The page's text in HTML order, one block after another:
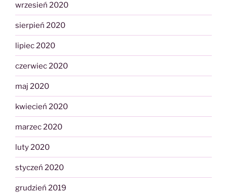
wrzesień 2020
sierpień 2020
lipiec 2020
czerwiec 2020
maj 2020
kwiecień 2020
marzec 2020
luty 2020
styczeń 2020
grudzień 2019